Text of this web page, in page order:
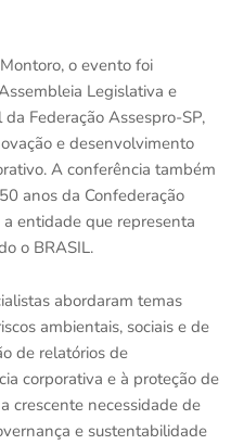
o evento foi
Legislativa e
Federação Assespro-SP,
e desenvolvimento
A conferência também
anos da Confederação
entidade que representa
o BRASIL.
abordaram temas
ambientais, sociais e de
de relatórios de
corporativa e à proteção de
crescente necessidade de
e sustentabilidade